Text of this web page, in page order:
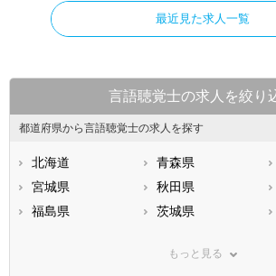
最近見た求人一覧
言語聴覚士の求人を絞り
都道府県から言語聴覚士の求人を探す
北海道 青森県
宮城県
秋田県
福島県
茨城県
神奈川県
もっと見る